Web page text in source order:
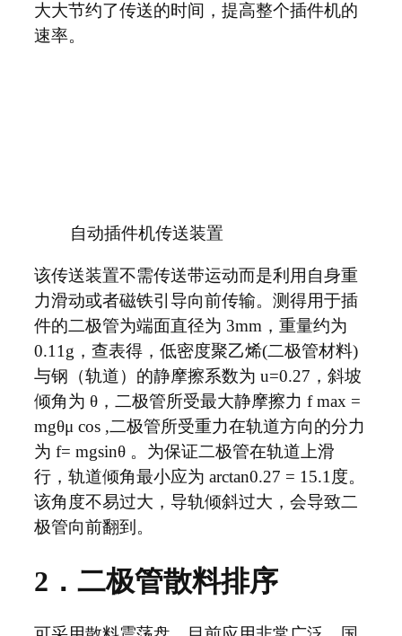
大大节约了传送的时间，提高整个插件机的
速率。
自动插件机传送装置
该传送装置不需传送带运动而是利用自身重
力滑动或者磁铁引导向前传输。测得用于插
件的二极管为端面直径为 3mm，重量约为
0.11g，查表得，低密度聚乙烯(二极管材料)
与钢（轨道）的静摩擦系数为 u=0.27，斜坡
倾角为 θ，二极管所受最大静摩擦力 f max =
mgθμ cos ,二极管所受重力在轨道方向的分力
为 f= mgsinθ 。为保证二极管在轨道上滑
行，轨道倾角最小应为 arctan0.27 = 15.1度。
该角度不易过大，导轨倾斜过大，会导致二
极管向前翻到。
2．二极管散料排序